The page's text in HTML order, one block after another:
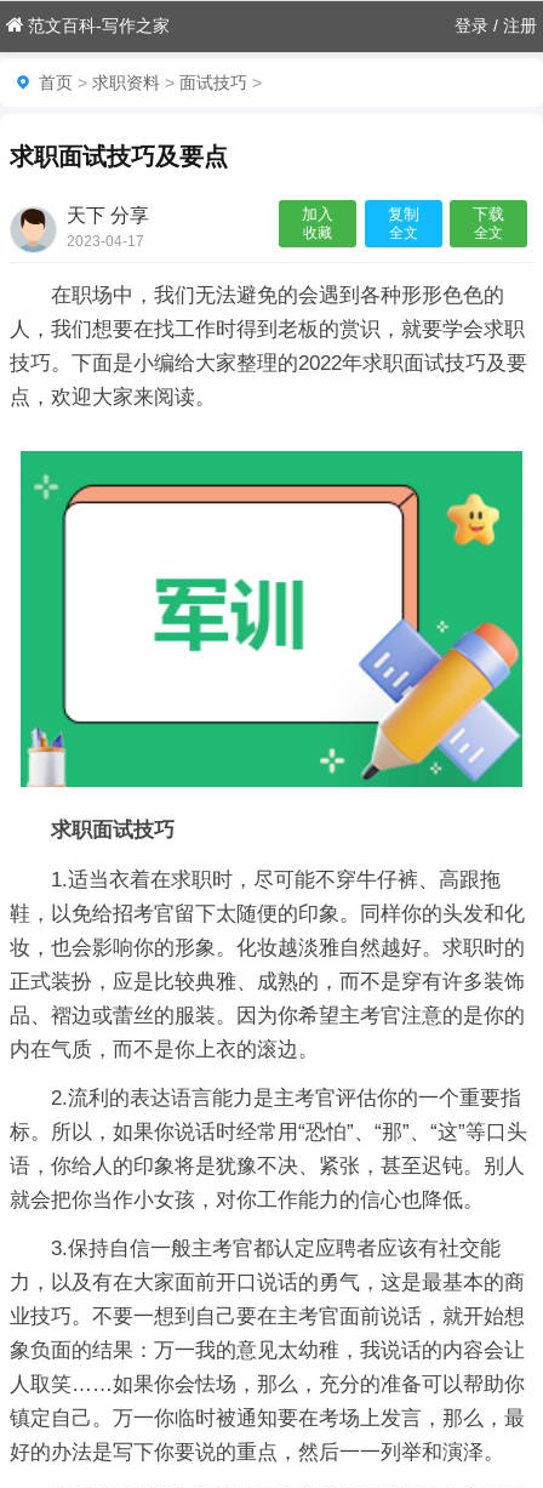
范文百科-写作之家 登录 / 注册
首页 > 求职资料 > 面试技巧 >
求职面试技巧及要点
天下 分享
2023-04-17
加入
收藏
复制
全文
下载
全文
在职场中，我们无法避免的会遇到各种形形色色的
人，我们想要在找工作时得到老板的赏识，就要学会求职
技巧。下面是小编给大家整理的2022年求职面试技巧及要
点，欢迎大家来阅读。
求职面试技巧
1.适当衣着在求职时，尽可能不穿牛仔裤、高跟拖
鞋，以免给招考官留下太随便的印象。同样你的头发和化
妆，也会影响你的形象。化妆越淡雅自然越好。求职时的
正式装扮，应是比较典雅、成熟的，而不是穿有许多装饰
品、褶边或蕾丝的服装。因为你希望主考官注意的是你的
内在气质，而不是你上衣的滚边。
2.流利的表达语言能力是主考官评估你的一个重要指
标。所以，如果你说话时经常用“恐怕”、“那”、“这”等口头
语，你给人的印象将是犹豫不决、紧张，甚至迟钝。别人
就会把你当作小女孩，对你工作能力的信心也降低。
3.保持自信一般主考官都认定应聘者应该有社交能
力，以及有在大家面前开口说话的勇气，这是最基本的商
业技巧。不要一想到自己要在主考官面前说话，就开始想
象负面的结果：万一我的意见太幼稚，我说话的内容会让
人取笑……如果你会怯场，那么，充分的准备可以帮助你
镇定自己。万一你临时被通知要在考场上发言，那么，最
好的办法是写下你要说的重点，然后一一列举和演泽。